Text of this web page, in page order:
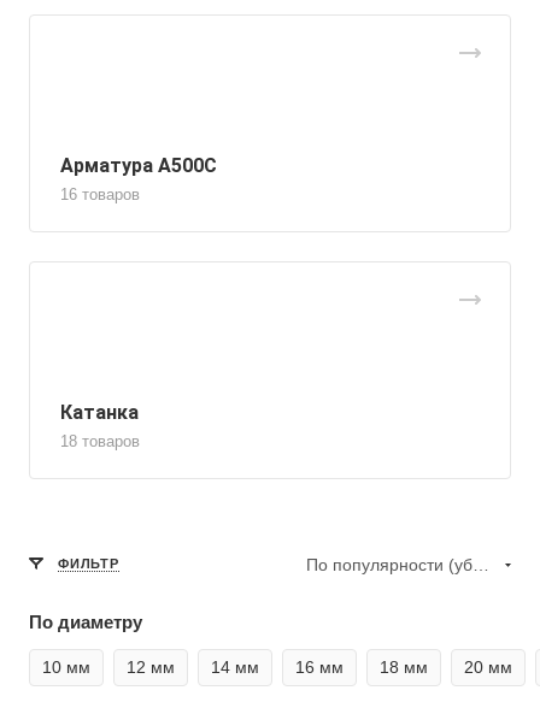
Арматура А500С
16 товаров
Катанка
18 товаров
ФИЛЬТР
По диаметру
10 мм 12 мм 14 мм 16 мм 18 мм 20 мм